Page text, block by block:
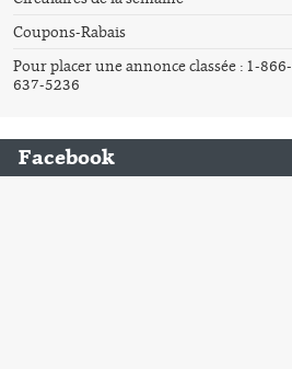
Coupons-Rabais
Pour placer une annonce classée : 1-866-
637-5236
Facebook